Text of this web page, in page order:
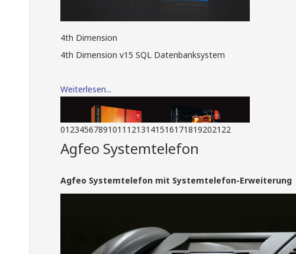
4th Dimension
4th Dimension v15 SQL Datenbanksystem
Weiterlesen...
Adobe Creative Suite Design Standard und
Adobe Creative Suite Master Collection
01 234567891011 12131415161718192021 22
Agfeo Systemtelefon
Agfeo Systemtelefon mit Systemtelefon-Erweiterung